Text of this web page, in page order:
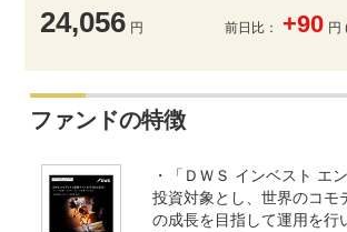
24,056 円 前日比： +90 円 (
ファンドの特徴
・「ＤＷＳ インベスト エ
投資対象とし、世界のコモ
の成長を目指して運用を行